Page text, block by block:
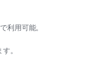
利用可能。
。